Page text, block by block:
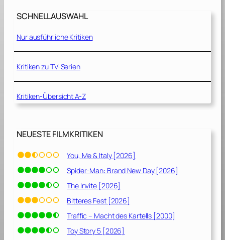
0
1
]
SCHNELLAUSWAHL
Nur ausführliche Kritiken
Kritiken zu TV-Serien
Kritiken-Übersicht A-Z
NEUESTE FILMKRITIKEN
You, Me & Italy [2026]
Spider-Man: Brand New Day [2026]
The Invite [2026]
Bitteres Fest [2026]
Traffic – Macht des Kartells [2000]
Toy Story 5 [2026]